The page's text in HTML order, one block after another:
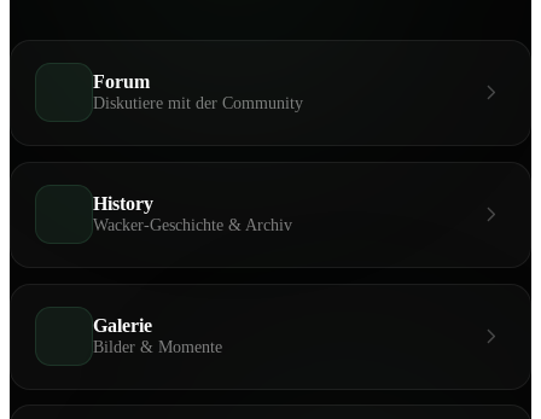
Forum
Diskutiere mit der Community
History
Wacker-Geschichte & Archiv
Galerie
Bilder & Momente